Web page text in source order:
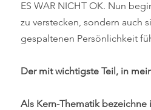
ES WAR NICHT OK. Nun
zu verstecken, sondern auch
gespaltenen Persönlichkeit
Der mit wichtigste Teil, in
Als Kern-Thematik bezeichne